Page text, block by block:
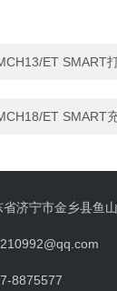
ET SMART
ET SMART
济宁市金乡县鱼
8875577